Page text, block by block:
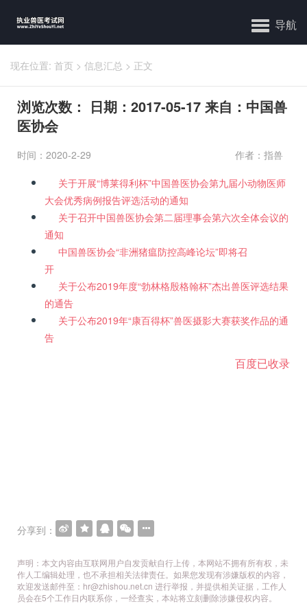
导航
现在位置: 首页 > 信息汇总 > 正文
浏览次数： 日期：2017-05-17 来自：中国兽
医协会
时间：2020-2-29 作者：指兽
关于开展“博莱得利杯”中国兽医协会第九届小动物医师
大会优秀病例报告评选活动的通知
关于召开中国兽医协会第二届理事会第六次全体会议的
通知
中国兽医协会“非洲猪瘟防控高峰论坛”即将召
开
关于公布2019年度“勃林格殷格翰杯”杰出兽医评选结果
的通告
关于公布2019年“康百得杯”兽医摄影大赛获奖作品的通
告
百度已收录
分享到：
声明：本文内容由互联网用户自发贡献自行上传，本网站不拥有所有权，未
作人工编辑处理，也不承担相关法律责任。如果您发现有涉嫌版权的内容，
欢迎发送邮件至：hr@zhishou.net.cn 进行举报，并提供相关证据，工作人
员会在5个工作日内联系你，一经查实，本站将立刻删除涉嫌侵权内容。